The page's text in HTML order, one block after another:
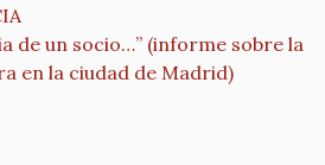
de un socio…” (informe sobre la
en la ciudad de Madrid)